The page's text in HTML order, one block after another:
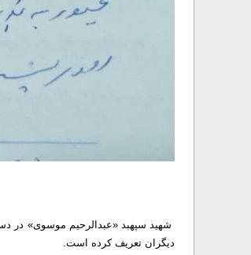
شهید سپهبد «عبدالرحیم موسوی» در
دیگران تعریف کرده است.